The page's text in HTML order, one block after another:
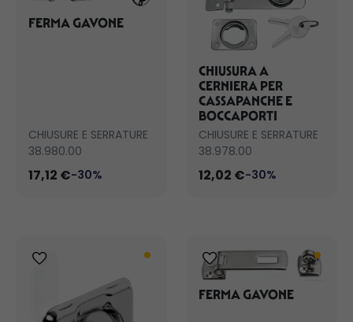
FERMA GAVONE
CHIUSURE E SERRATURE
38.980.00
17,12 €-30%
CHIUSURA A
CERNIERA PER
CASSAPANCHE E
BOCCAPORTI
CHIUSURE E SERRATURE
38.978.00
12,02 €-30%
FERMA GAVONE